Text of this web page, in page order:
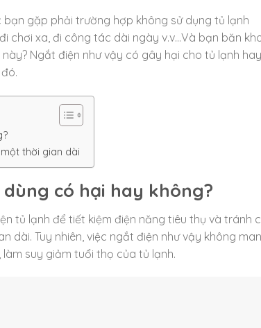
gặp phải trường hợp không sử dụng tủ lạnh
chơi xa, đi công tác dài ngày v.v…Và bạn băn
Ngắt điện như vậy có gây hại cho tủ lạnh hay
thời gian dài
có hại hay không?
tủ lạnh để tiết kiệm điện năng tiêu thụ và tránh
dài. Tuy nhiên, việc ngắt điện như vậy không
suy giảm tuổi thọ của tủ lạnh.